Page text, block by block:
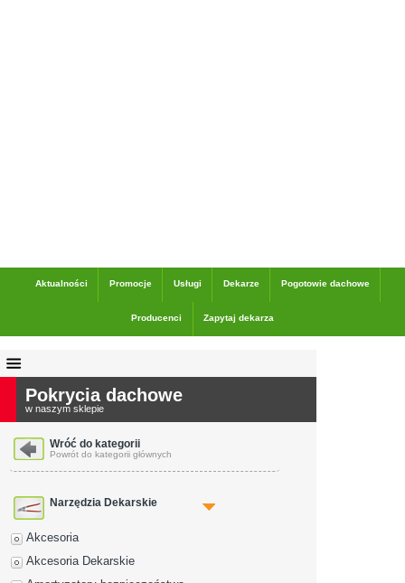
Aktualności Promocje Usługi Dekarze Pogotowie dachowe
Producenci Zapytaj dekarza
Pokrycia dachowe
w naszym sklepie
Wróć do kategorii
Powrót do kategorii głównych
Narzędzia Dekarskie
Akcesoria
Akcesoria Dekarskie